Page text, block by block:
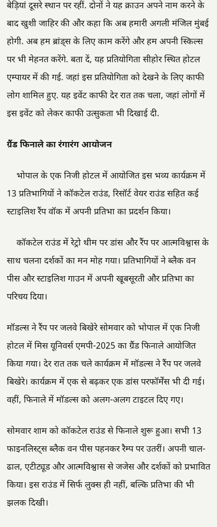
बेड़ियां दूसरे स्थान पर रहीं. दोनों ने यह क्राउन अपने नाम करने के
बाद खुशी जाहिर की और कहा कि अब हमारी अगली मंजिल मुंबई
होगी. अब हम ब्रांड्स के लिए काम करेंगे और हम अपनी स्किल्स
पर भी मेहनत करेंगे. बता दें, यह प्रतियोगिता सीहोर स्थित होटल
एम्पायर में की गई. जहां इस प्रतियोगिता को देखने के लिए काफी
लोग शामिल हुए. यह इवेंट काफी देर रात तक चला, जहां लोगों में
इस इवेंट को लेकर काफी उत्सुकता भी दिखाई दी.
ग्रैंड फिनाले का रंगारंग आयोजन
भोपाल के एक निजी होटल में आयोजित इस भव्य कार्यक्रम में
13 प्रतिभागियों ने कॉकटेल राउंड, रिसॉर्ट वेयर राउंड सहित कई
स्टाइलिश रैंप वॉक में अपनी प्रतिभा का प्रदर्शन किया।
कॉकटेल राउंड में रेट्रो थीम पर डांस और रैंप पर आत्मविश्वास के
साथ चलना दर्शकों का मन मोह गया। प्रतिभागियों ने ब्लैक वन
पीस और स्टाइलिश गाउन में अपनी खूबसूरती और प्रतिभा का
परिचय दिया।
मॉडल्स ने रैंप पर जलवे बिखेरे सोमवार को भोपाल में एक निजी
होटल में मिस यूनिवर्स एमपी-2025 का ग्रैंड फिनाले आयोजित
किया गया। देर रात तक चले कार्यक्रम में मॉडल्स ने रैंप पर जलवे
बिखेरे। कार्यक्रम में एक से बढ़कर एक डांस परफॉर्मेंस भी दी गई।
वहीं, फिनाले में मॉडल्स को अलग-अलग टाइटल दिए गए।
सोमवार शाम को कॉकटेल राउंड से फिनाले शुरू हुआ। सभी 13
फाइनलिस्ट्स ब्लैक वन पीस पहनकर रैम्प पर उतरीं। अपनी चाल-
ढाल, एटीट्यूड और आत्मविश्वास से जजेस और दर्शकों को प्रभावित
किया। इस राउंड में सिर्फ लुक्स ही नहीं, बल्कि प्रतिभा की भी
झलक दिखी।